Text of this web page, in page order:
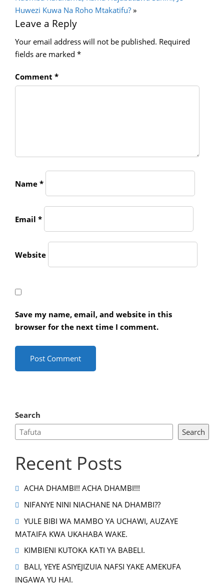
Huwezi Kuwa Na Roho Mtakatifu? »
Leave a Reply
Your email address will not be published. Required
fields are marked *
Comment *
Name *
Email *
Website
Save my name, email, and website in this
browser for the next time I comment.
Search
Search
Recent Posts
ACHA DHAMBI!! ACHA DHAMBI!!!
NIFANYE NINI NIACHANE NA DHAMBI??
YULE BIBI WA MAMBO YA UCHAWI, AUZAYE
MATAIFA KWA UKAHABA WAKE.
KIMBIENI KUTOKA KATI YA BABELI.
BALI, YEYE ASIYEJIZUIA NAFSI YAKE AMEKUFA
INGAWA YU HAI.